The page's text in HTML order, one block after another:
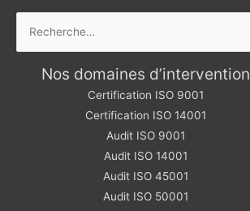
Nos domaines d’intervention
Certification ISO 9001
Certification ISO 14001
Audit ISO 9001
Audit ISO 14001
Audit ISO 45001
Audit ISO 50001